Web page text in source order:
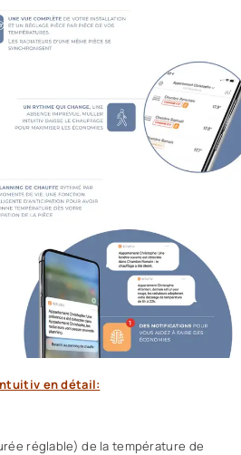
en détail:
réglable) de la température de